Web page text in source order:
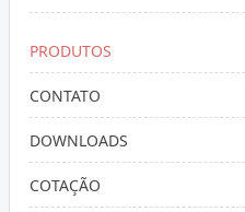
Montagem de Estruturas Metálicas
PRODUTOS
CONTATO
DOWNLOADS
COTAÇÃO